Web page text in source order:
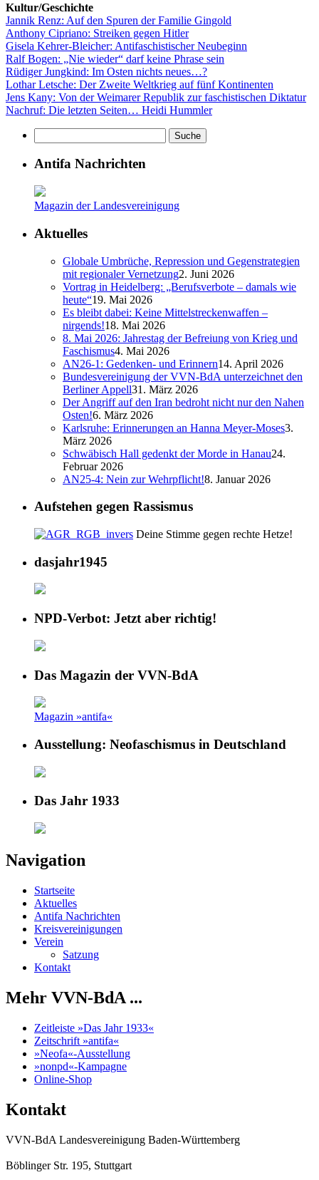
Kultur/Geschichte
Jannik Renz: Auf den Spuren der Familie Gingold
Anthony Cipriano: Streiken gegen Hitler
Gisela Kehrer-Bleicher: Antifaschistischer Neubeginn
Ralf Bogen: „Nie wieder“ darf keine Phrase sein
Rüdiger Jungkind: Im Osten nichts neues…?
Lothar Letsche: Der Zweite Weltkrieg auf fünf Kontinenten
Jens Kany: Von der Weimarer Republik zur faschistischen Diktatur
Nachruf: Die letzten Seiten… Heidi Hummler
Antifa Nachrichten
Magazin der Landesvereinigung
Aktuelles
Globale Umbrüche, Repression und Gegenstrategien
mit regionaler Vernetzung2. Juni 2026
Vortrag in Heidelberg: „Berufsverbote – damals wie
heute“19. Mai 2026
Es bleibt dabei: Keine Mittelstreckenwaffen –
nirgends!18. Mai 2026
8. Mai 2026: Jahrestag der Befreiung von Krieg und
Faschismus4. Mai 2026
AN26-1: Gedenken- und Erinnern14. April 2026
Bundesvereinigung der VVN-BdA unterzeichnet den
Berliner Appell31. März 2026
Der Angriff auf den Iran bedroht nicht nur den Nahen
Osten!6. März 2026
Karlsruhe: Erinnerungen an Hanna Meyer-Moses3.
März 2026
Schwäbisch Hall gedenkt der Morde in Hanau24.
Februar 2026
AN25-4: Nein zur Wehrpflicht!8. Januar 2026
Aufstehen gegen Rassismus
Deine Stimme gegen rechte Hetze!
dasjahr1945
NPD-Verbot: Jetzt aber richtig!
Das Magazin der VVN-BdA
Magazin »antifa«
Ausstellung: Neofaschismus in Deutschland
Das Jahr 1933
Navigation
Startseite
Aktuelles
Antifa Nachrichten
Kreisvereinigungen
Verein
Satzung
Kontakt
Mehr VVN-BdA ...
Zeitleiste »Das Jahr 1933«
Zeitschrift »antifa«
»Neofa«-Ausstellung
»nonpd«-Kampagne
Online-Shop
Kontakt
VVN-BdA Landesvereinigung Baden-Württemberg
Böblinger Str. 195, Stuttgart